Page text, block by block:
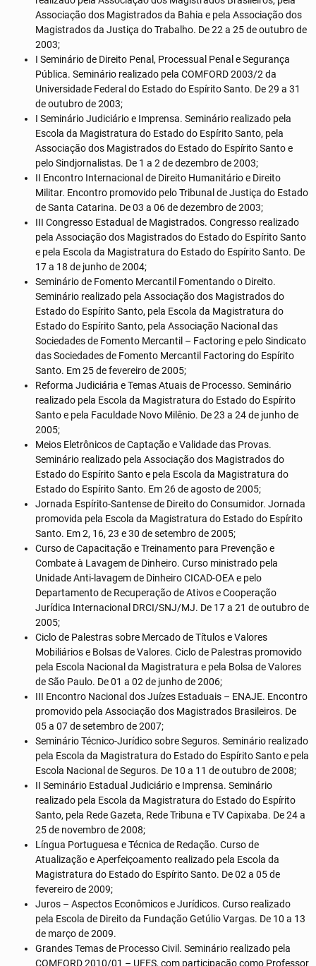
Associação dos Magistrados da Bahia e pela Associação dos
Magistrados da Justiça do Trabalho. De 22 a 25 de outubro de
2003;
I Seminário de Direito Penal, Processual Penal e Segurança
Pública. Seminário realizado pela COMFORD 2003/2 da
Universidade Federal do Estado do Espírito Santo. De 29 a 31
de outubro de 2003;
I Seminário Judiciário e Imprensa. Seminário realizado pela
Escola da Magistratura do Estado do Espírito Santo, pela
Associação dos Magistrados do Estado do Espírito Santo e
pelo Sindjornalistas. De 1 a 2 de dezembro de 2003;
II Encontro Internacional de Direito Humanitário e Direito
Militar. Encontro promovido pelo Tribunal de Justiça do Estado
de Santa Catarina. De 03 a 06 de dezembro de 2003;
III Congresso Estadual de Magistrados. Congresso realizado
pela Associação dos Magistrados do Estado do Espírito Santo
e pela Escola da Magistratura do Estado do Espírito Santo. De
17 a 18 de junho de 2004;
Seminário de Fomento Mercantil Fomentando o Direito.
Seminário realizado pela Associação dos Magistrados do
Estado do Espírito Santo, pela Escola da Magistratura do
Estado do Espírito Santo, pela Associação Nacional das
Sociedades de Fomento Mercantil – Factoring e pelo Sindicato
das Sociedades de Fomento Mercantil Factoring do Espírito
Santo. Em 25 de fevereiro de 2005;
Reforma Judiciária e Temas Atuais de Processo. Seminário
realizado pela Escola da Magistratura do Estado do Espírito
Santo e pela Faculdade Novo Milênio. De 23 a 24 de junho de
2005;
Meios Eletrônicos de Captação e Validade das Provas.
Seminário realizado pela Associação dos Magistrados do
Estado do Espírito Santo e pela Escola da Magistratura do
Estado do Espírito Santo. Em 26 de agosto de 2005;
Jornada Espírito-Santense de Direito do Consumidor. Jornada
promovida pela Escola da Magistratura do Estado do Espírito
Santo. Em 2, 16, 23 e 30 de setembro de 2005;
Curso de Capacitação e Treinamento para Prevenção e
Combate à Lavagem de Dinheiro. Curso ministrado pela
Unidade Anti-lavagem de Dinheiro CICAD-OEA e pelo
Departamento de Recuperação de Ativos e Cooperação
Jurídica Internacional DRCI/SNJ/MJ. De 17 a 21 de outubro de
2005;
Ciclo de Palestras sobre Mercado de Títulos e Valores
Mobiliários e Bolsas de Valores. Ciclo de Palestras promovido
pela Escola Nacional da Magistratura e pela Bolsa de Valores
de São Paulo. De 01 a 02 de junho de 2006;
III Encontro Nacional dos Juízes Estaduais – ENAJE. Encontro
promovido pela Associação dos Magistrados Brasileiros. De
05 a 07 de setembro de 2007;
Seminário Técnico-Jurídico sobre Seguros. Seminário realizado
pela Escola da Magistratura do Estado do Espírito Santo e pela
Escola Nacional de Seguros. De 10 a 11 de outubro de 2008;
II Seminário Estadual Judiciário e Imprensa. Seminário
realizado pela Escola da Magistratura do Estado do Espírito
Santo, pela Rede Gazeta, Rede Tribuna e TV Capixaba. De 24 a
25 de novembro de 2008;
Língua Portuguesa e Técnica de Redação. Curso de
Atualização e Aperfeiçoamento realizado pela Escola da
Magistratura do Estado do Espírito Santo. De 02 a 05 de
fevereiro de 2009;
Juros – Aspectos Econômicos e Jurídicos. Curso realizado
pela Escola de Direito da Fundação Getúlio Vargas. De 10 a 13
de março de 2009.
Grandes Temas de Processo Civil. Seminário realizado pela
COMFORD 2010/01 – UFES, com participação como Professor